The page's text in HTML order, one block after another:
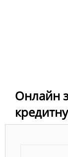
Онлайн